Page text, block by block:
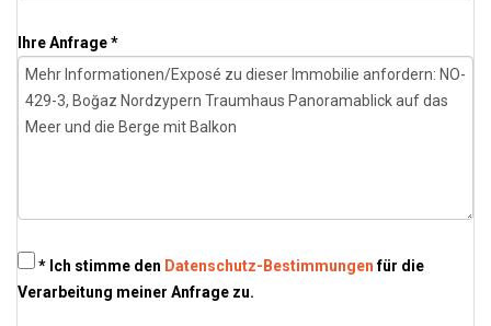
Ihre Anfrage *
* Ich stimme den Datenschutz-Bestimmungenfür die
Verarbeitung meiner Anfrage zu.